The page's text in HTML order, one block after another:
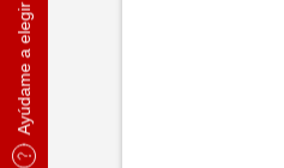
Ayúdame a elegir